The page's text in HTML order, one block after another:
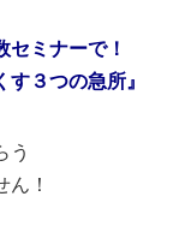
ミナーで！
３つの急所』
う
！